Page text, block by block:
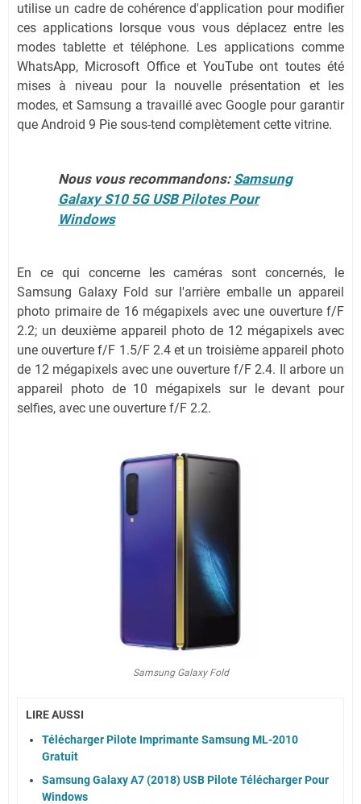
utilise un cadre de cohérence d'application pour modifier
ces applications lorsque vous vous déplacez entre les
modes tablette et téléphone. Les applications comme
WhatsApp, Microsoft Office et YouTube ont toutes été
mises à niveau pour la nouvelle présentation et les
modes, et Samsung a travaillé avec Google pour garantir
que Android 9 Pie sous-tend complètement cette vitrine.
Nous vous recommandons: Samsung
Galaxy S10 5G USB Pilotes Pour
Windows
En ce qui concerne les caméras sont concernés, le
Samsung Galaxy Fold sur l'arrière emballe un appareil
photo primaire de 16 mégapixels avec une ouverture f/F
2.2; un deuxième appareil photo de 12 mégapixels avec
une ouverture f/F 1.5/F 2.4 et un troisième appareil photo
de 12 mégapixels avec une ouverture f/F 2.4. Il arbore un
appareil photo de 10 mégapixels sur le devant pour
selfies, avec une ouverture f/F 2.2.
Samsung Galaxy Fold
LIRE AUSSI
Télécharger Pilote Imprimante Samsung ML-2010
Gratuit
Samsung Galaxy A7 (2018) USB Pilote Télécharger Pour
Windows